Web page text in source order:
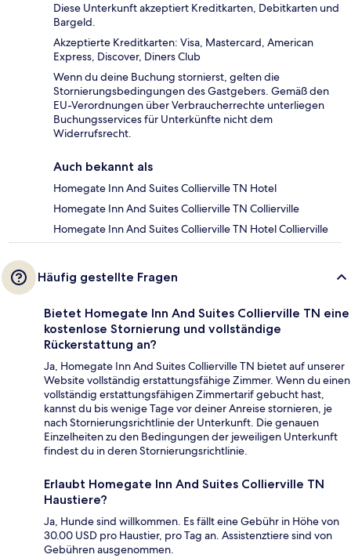
Diese Unterkunft akzeptiert Kreditkarten, Debitkarten und
Bargeld.
Akzeptierte Kreditkarten: Visa, Mastercard, American
Express, Discover, Diners Club
Wenn du deine Buchung stornierst, gelten die
Stornierungsbedingungen des Gastgebers. Gemäß den
EU-Verordnungen über Verbraucherrechte unterliegen
Buchungsservices für Unterkünfte nicht dem
Widerrufsrecht.
Auch bekannt als
Homegate Inn And Suites Collierville TN Hotel
Homegate Inn And Suites Collierville TN Collierville
Homegate Inn And Suites Collierville TN Hotel Collierville
Häufig gestellte Fragen
Bietet Homegate Inn And Suites Collierville TN eine
kostenlose Stornierung und vollständige
Rückerstattung an?
Ja, Homegate Inn And Suites Collierville TN bietet auf unserer
Website vollständig erstattungsfähige Zimmer. Wenn du einen
vollständig erstattungsfähigen Zimmertarif gebucht hast,
kannst du bis wenige Tage vor deiner Anreise stornieren, je
nach Stornierungsrichtlinie der Unterkunft. Die genauen
Einzelheiten zu den Bedingungen der jeweiligen Unterkunft
findest du in deren Stornierungsrichtlinie.
Erlaubt Homegate Inn And Suites Collierville TN
Haustiere?
Ja, Hunde sind willkommen. Es fällt eine Gebühr in Höhe von
30.00 USD pro Haustier, pro Tag an. Assistenztiere sind von
Gebühren ausgenommen.